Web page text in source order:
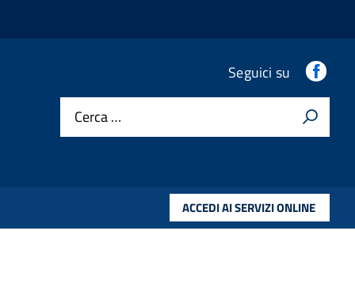
Seguici su
Cerca …
ACCEDI AI SERVIZI ONLINE